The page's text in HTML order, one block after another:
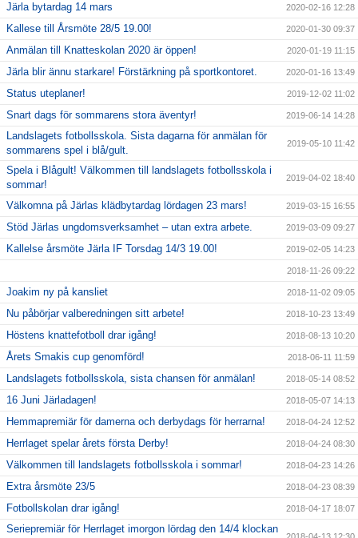
Järla bytardag 14 mars 2020-02-16 12:28
Kallese till Årsmöte 28/5 19.00! 2020-01-30 09:37
Anmälan till Knatteskolan 2020 är öppen! 2020-01-19 11:15
Järla blir ännu starkare! Förstärkning på sportkontoret. 2020-01-16 13:49
Status uteplaner! 2019-12-02 11:02
Snart dags för sommarens stora äventyr! 2019-06-14 14:28
Landslagets fotbollsskola. Sista dagarna för anmälan för
sommarens spel i blå/gult.
2019-05-10 11:42
Spela i Blågult! Välkommen till landslagets fotbollsskola i
sommar!
2019-04-02 18:40
Välkomna på Järlas klädbytardag lördagen 23 mars! 2019-03-15 16:55
Stöd Järlas ungdomsverksamhet – utan extra arbete. 2019-03-09 09:27
Kallelse årsmöte Järla IF Torsdag 14/3 19.00! 2019-02-05 14:23
2018-11-26 09:22
Joakim ny på kansliet 2018-11-02 09:05
Nu påbörjar valberedningen sitt arbete! 2018-10-23 13:49
Höstens knattefotboll drar igång! 2018-08-13 10:20
Årets Smakis cup genomförd! 2018-06-11 11:59
Landslagets fotbollsskola, sista chansen för anmälan! 2018-05-14 08:52
16 Juni Järladagen! 2018-05-07 14:13
Hemmapremiär för damerna och derbydags för herrarna! 2018-04-24 12:52
Herrlaget spelar årets första Derby! 2018-04-24 08:30
Välkommen till landslagets fotbollsskola i sommar! 2018-04-23 14:26
Extra årsmöte 23/5 2018-04-23 08:39
Fotbollskolan drar igång! 2018-04-17 18:07
Seriepremiär för Herrlaget imorgon lördag den 14/4 klockan